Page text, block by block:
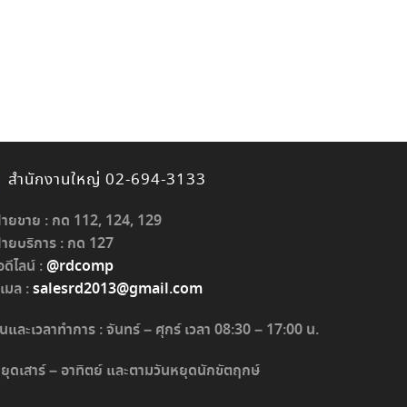
สำนักงานใหญ่ 02-694-3133
ยขาย : กด 112, 124, 129
ยบริการ : กด 127
ดีไลน์ :@rdcomp
มล :salesrd2013@gmail.com
และเวลาทำการ : จันทร์ – ศุกร์ เวลา 08:30 – 17:00 น.
ดเสาร์ – อาทิตย์ และตามวันหยุดนักขัตฤกษ์